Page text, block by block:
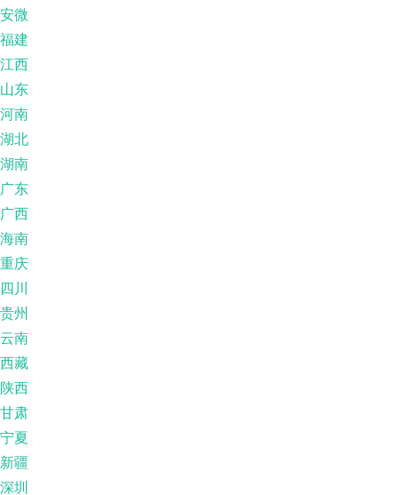
安微
福建
江西
山东
河南
湖北
湖南
广东
广西
海南
重庆
四川
贵州
云南
西藏
陕西
甘肃
宁夏
新疆
深圳